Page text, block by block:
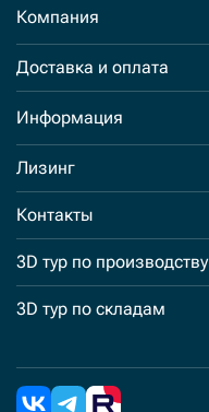
Компания
Доставка и оплата
Информация
Лизинг
Контакты
3D тур по производству
3D тур по складам